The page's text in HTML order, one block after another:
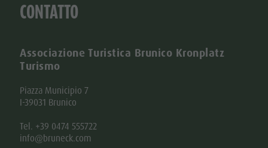
CONTATTO
Associazione Turistica Brunico Kronplatz
Turismo
Piazza Municipio 7
I-39031 Brunico
Tel. +39 0474 555722
info@bruneck.com